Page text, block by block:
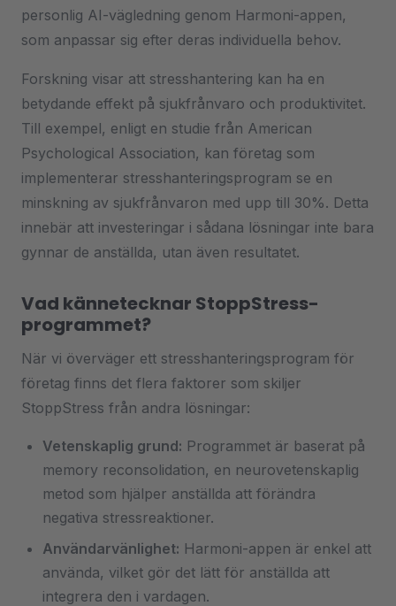
personlig AI-vägledning genom Harmoni-appen,
som anpassar sig efter deras individuella behov.
Forskning visar att stresshantering kan ha en
betydande effekt på sjukfrånvaro och produktivitet.
Till exempel, enligt en studie från American
Psychological Association, kan företag som
implementerar stresshanteringsprogram se en
minskning av sjukfrånvaron med upp till 30%. Detta
innebär att investeringar i sådana lösningar inte bara
gynnar de anställda, utan även resultatet.
Vad kännetecknar StoppStress-
programmet?
När vi överväger ett stresshanteringsprogram för
företag finns det flera faktorer som skiljer
StoppStress från andra lösningar:
Vetenskaplig grund: Programmet är baserat på
memory reconsolidation, en neurovetenskaplig
metod som hjälper anställda att förändra
negativa stressreaktioner.
Användarvänlighet: Harmoni-appen är enkel att
använda, vilket gör det lätt för anställda att
integrera den i vardagen.